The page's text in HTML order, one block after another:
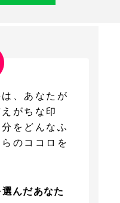
、あなたが
がちな印
をどんなふ
のココロを
んだあなた